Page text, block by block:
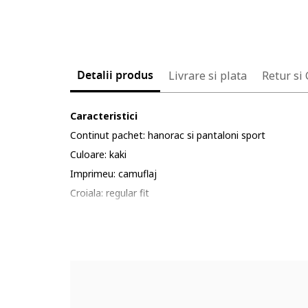
Detalii produs Livrare si plata Retur si
Caracteristici
Continut pachet: hanorac si pantaloni sport
Culoare: kaki
Imprimeu: camuflaj
Croiala: regular fit